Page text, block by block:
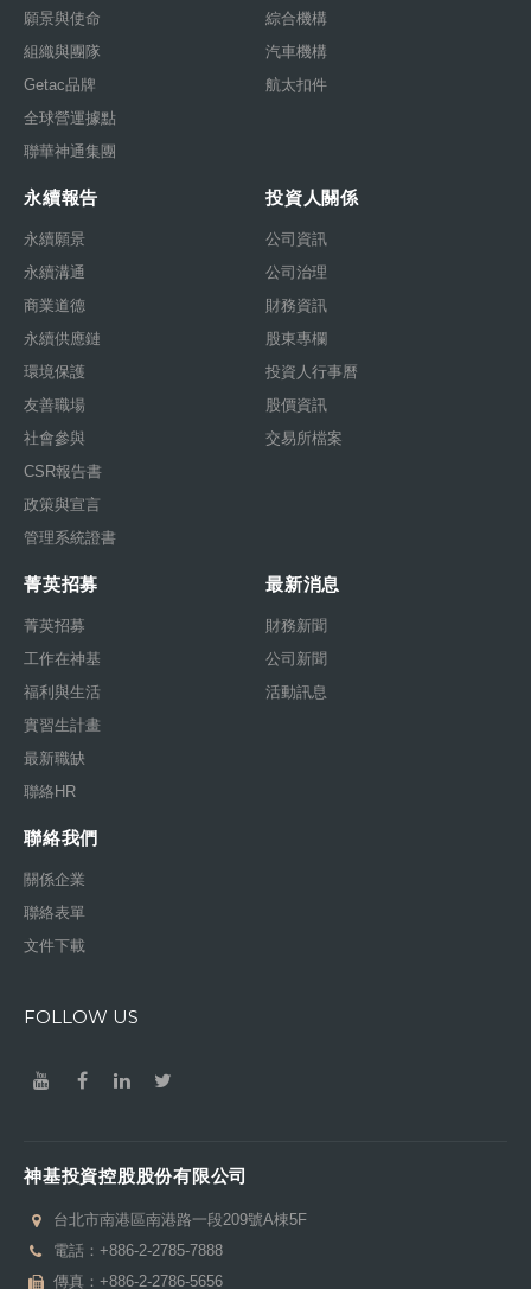
願景與使命
組織與團隊
Getac品牌
全球營運據點
聯華神通集團
綜合機構
汽車機構
航太扣件
永續報告
永續願景
永續溝通
商業道德
永續供應鏈
環境保護
友善職場
社會參與
CSR報告書
政策與宣言
管理系統證書
投資人關係
公司資訊
公司治理
財務資訊
股東專欄
投資人行事曆
股價資訊
交易所檔案
菁英招募
菁英招募
工作在神基
福利與生活
實習生計畫
最新職缺
聯絡HR
最新消息
財務新聞
公司新聞
活動訊息
聯絡我們
關係企業
聯絡表單
文件下載
FOLLOW US
神基投資控股股份有限公司
台北市南港區南港路一段209號A棟5F
電話： +886-2-2785-7888
傳真：+886-2-2786-5656